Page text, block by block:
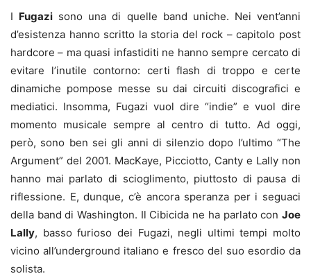
I Fugazi sono una di quelle band uniche. Nei vent’anni
d’esistenza hanno scritto la storia del rock – capitolo post
hardcore – ma quasi infastiditi ne hanno sempre cercato di
evitare l’inutile contorno: certi flash di troppo e certe
dinamiche pompose messe su dai circuiti discografici e
mediatici. Insomma, Fugazi vuol dire “indie” e vuol dire
momento musicale sempre al centro di tutto. Ad oggi,
però, sono ben sei gli anni di silenzio dopo l’ultimo “The
Argument” del 2001. MacKaye, Picciotto, Canty e Lally non
hanno mai parlato di scioglimento, piuttosto di pausa di
riflessione. E, dunque, c’è ancora speranza per i seguaci
della band di Washington. Il Cibicida ne ha parlato con Joe
Lally, basso furioso dei Fugazi, negli ultimi tempi molto
vicino all’underground italiano e fresco del suo esordio da
solista.